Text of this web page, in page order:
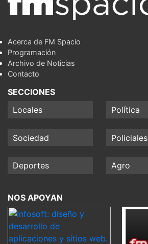
Acerca de FM Spacio
Programación
Archivo de Noticias
Contacto
SECCIONES
Locales
Política
Sociedad Policiales
Deportes Agro
NOS APOYAN